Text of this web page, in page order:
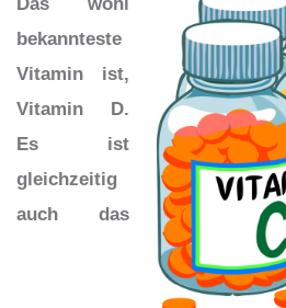
Das wohl
bekannteste
Vitamin ist,
Vitamin D.
Es ist
gleichzeitig
auch das